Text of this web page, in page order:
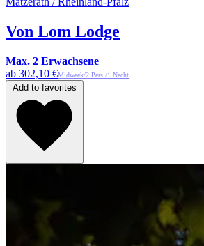
Von Lom Lodge
Max. 2 Erwachsene
ab 302,10 €Midweek/2 Pers./1 Nacht
Add to favorites